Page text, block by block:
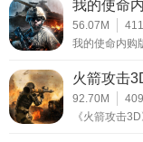
我的使命
56.07M 411
火箭攻击
92.70M 409
《火箭攻击